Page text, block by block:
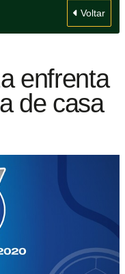
Voltar
enfrenta
de casa